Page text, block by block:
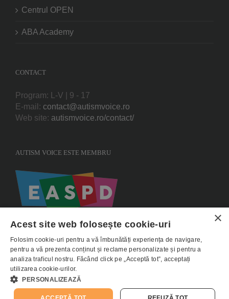
Centrul OPEN
ABA Academy
CONTACT
Program: L-V | 9 - 17
E-mail: contact@autismvoice.ro
Web site: autismvoice.ro/contact/
AUTISM VOICE ESTE MEMBRU
Copyright 2015 AUTISMVOICE |
Cookie-uri|
×
Acest site web folosește cookie-uri
Folosim cookie-uri pentru a vă îmbunătăți experiența de navigare,
pentru a vă prezenta conținut și reclame personalizate și pentru a
analiza traficul nostru. Făcând click pe „Acceptă tot”, acceptați
utilizarea cookie-urilor.
PERSONALIZEAZĂ